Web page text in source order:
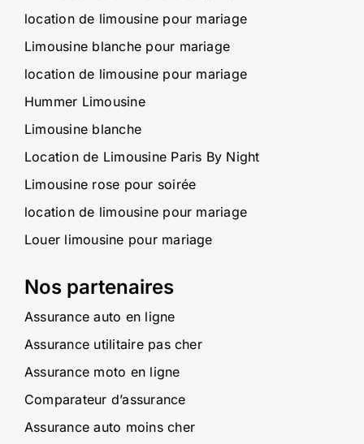
location de limousine pour mariage
Limousine blanche pour mariage
location de limousine pour mariage
Hummer Limousine
Limousine blanche
Location de Limousine Paris By Night
Limousine rose pour soirée
location de limousine pour mariage
Louer limousine pour mariage
Nos partenaires
Assurance auto en ligne
Assurance utilitaire pas cher
Assurance moto en ligne
Comparateur d’assurance
Assurance auto moins cher